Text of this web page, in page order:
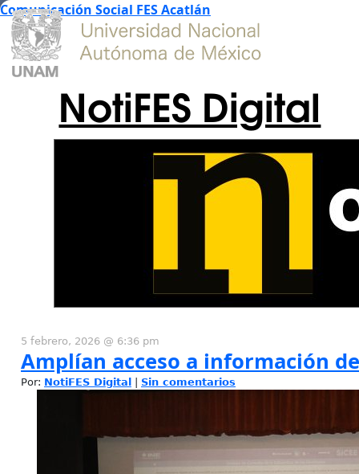
Comunicación Social FES Acatlán
NotiFES Digital
5 febrero, 2026 @ 6:36 pm
Amplían acceso a información
Por: NotiFES Digital Sin comentarios